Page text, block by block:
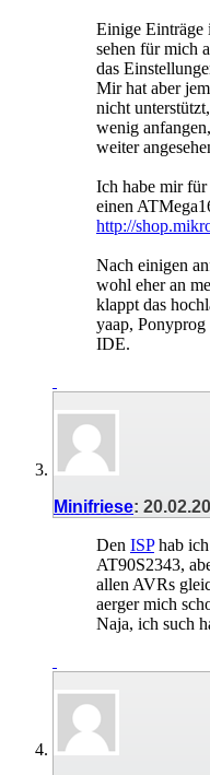
Einige
sehen für mich
das
Mir hat aber
nicht
wenig
weiter
Ich habe mir
einen
http://
Nach einigen
wohl eher an
klappt das
yaap,
IDE.
Minifriese:
Den ISPhab ich
AT90S2343,
allen AVRs
aerger mich
Naja, ich such